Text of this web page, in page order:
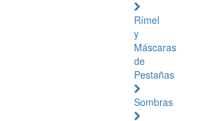
Rímel
y
Máscaras
de
Pestañas
Sombras